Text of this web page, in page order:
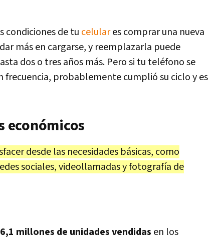
condiciones de tu celulares comprar una nueva
más en cargarse, y reemplazarla puede
dos o tres años más. Pero si tu teléfono se
frecuencia, probablemente cumplió su ciclo y es
económicos
desde las necesidades básicas, como
sociales, videollamadas y fotografía de
millones de unidades vendidas en los